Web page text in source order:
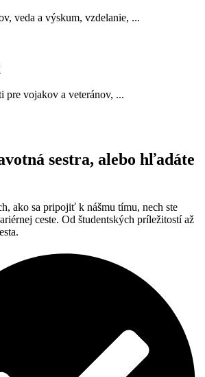
veda a výskum, vzdelanie, ...
pre vojakov a veteránov, ...
sestra, alebo hľadáte
ako sa pripojiť k nášmu tímu, nech ste
ceste. Od študentských príležitostí až